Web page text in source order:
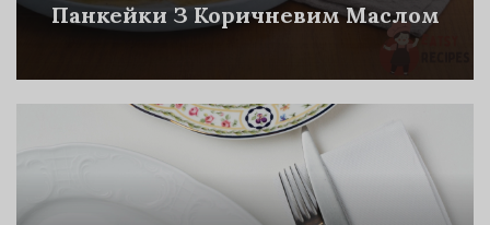
Панкейки З Коричневим Маслом